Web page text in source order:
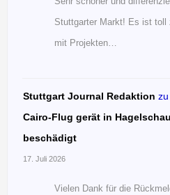
Stuttgarter Markt! Es ist
mit Projekten…
Stuttgart Journal Redaktion zu
Cairo-Flug gerät in
beschädigt
17. Juli 2026
Vielen Dank für die